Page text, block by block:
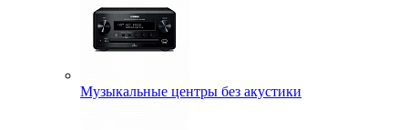
Музыкальные центры без акустики